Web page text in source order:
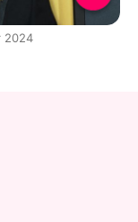
2024